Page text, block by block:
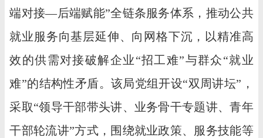
端对接—后端赋能”全链条服务体系，推动公共
就业服务向基层延伸、向网格下沉，以精准高
效的供需对接破解企业“招工难”与群众“就业
难”的结构性矛盾。该局党组开设“双周讲坛”，
采取“领导干部带头讲、业务骨干专题讲、青年
干部轮流讲”方式，围绕就业政策、服务技能等